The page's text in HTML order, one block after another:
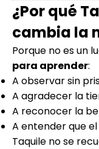
¿Por qué
cambia la
Porque no es un
para aprender:
A observar sin
A agradecer la
A reconocer la
A entender que
Taquile no se